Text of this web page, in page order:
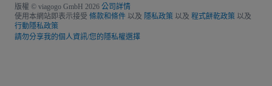
版權 © viagogo GmbH 2026 公司詳情
使用本網站即表示接受 條款和條件 以及 隱私政策 以及 程式餅乾政策 以及
行動隱私政策
請勿分享我的個人資訊/您的隱私權選擇